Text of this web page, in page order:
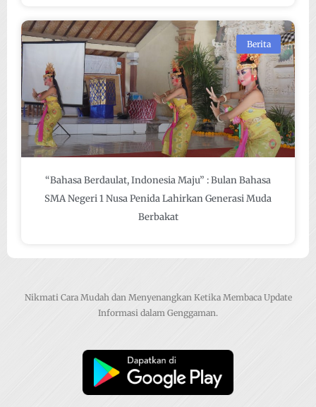
Berita
“Bahasa Berdaulat, Indonesia Maju” : Bulan Bahasa
SMA Negeri 1 Nusa Penida Lahirkan Generasi Muda
Berbakat
Nikmati Cara Mudah dan Menyenangkan Ketika Membaca Update
Informasi dalam Genggaman.